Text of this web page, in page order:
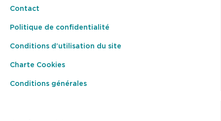
Contact
Politique de confidentialité
Conditions d’utilisation du site
Charte Cookies
Conditions générales